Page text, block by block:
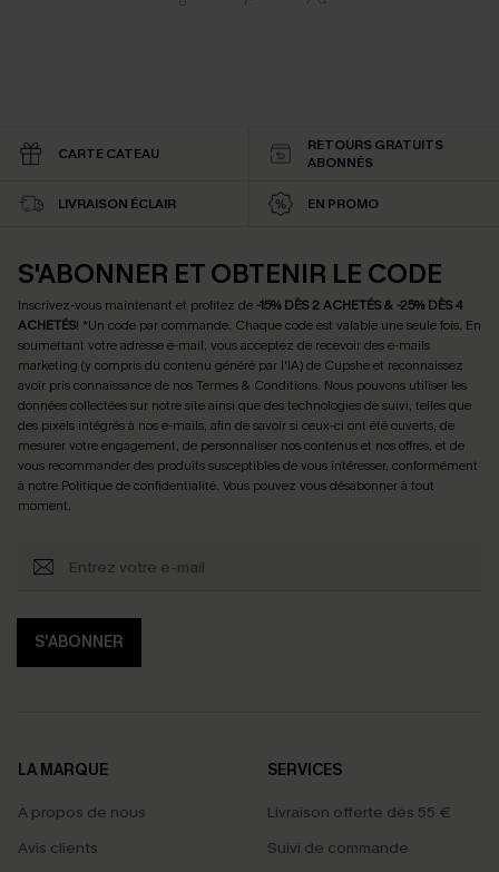
CARTE CATEAU
RETOURS GRATUITS
ABONNÉS
LIVRAISON ÉCLAIR EN PROMO
S'ABONNER ET OBTENIR LE CODE
Inscrivez-vous maintenant et profitez de -15% DÈS 2 ACHETÉS & -25% DÈS 4
ACHETÉS! *Un code par commande. Chaque code est valable une seule fois. En
soumettant votre adresse e-mail, vous acceptez de recevoir des e-mails
marketing (y compris du contenu généré par l'IA) de Cupshe et reconnaissez
avoir pris connaissance de nosTermes & Conditions. Nous pouvons utiliser les
données collectées sur notre site ainsi que des technologies de suivi, telles que
des pixels intégrés à nos e-mails, afin de savoir si ceux-ci ont été ouverts, de
mesurer votre engagement, de personnaliser nos contenus et nos offres, et de
vous recommander des produits susceptibles de vous intéresser, conformément
à notre Politique de confidentialité. Vous pouvez vous désabonner à tout
moment.
S'ABONNER
LA MARQUE
À propos de nous
Avis clients
SERVICES
Livraison offerte dès 55 €
Suivi de commande